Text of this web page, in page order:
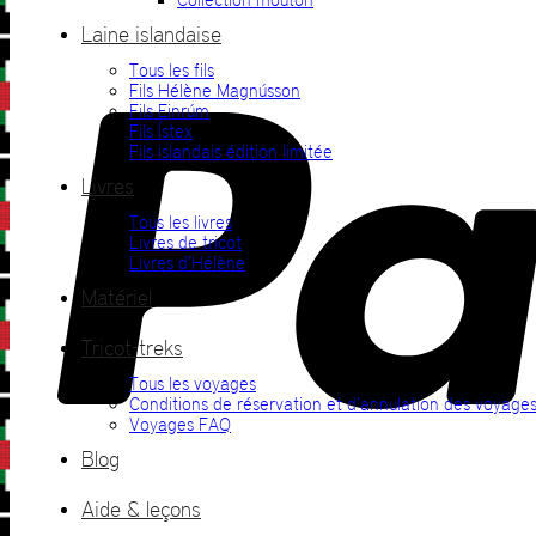
Laine islandaise
Tous les fils
Fils Hélène Magnússon
Fils Einrúm
Fils Ístex
Fils islandais édition limitée
Livres
Tous les livres
Livres de tricot
Livres d’Hélène
Matériel
Tricot-treks
Tous les voyages
Conditions de réservation et d’annulation des voyages
Voyages FAQ
Blog
Aide & leçons